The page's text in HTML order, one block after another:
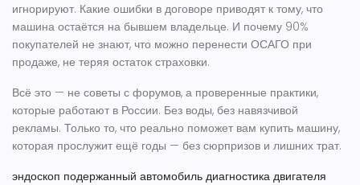
игнорируют. Какие ошибки в договоре приводят к тому, что
машина остаётся на бывшем владельце. И почему 90%
покупателей не знают, что можно перенести ОСАГО при
продаже, не теряя остаток страховки.
Всё это — не советы с форумов, а проверенные практики,
которые работают в России. Без воды, без навязчивой
рекламы. Только то, что реально поможет вам купить машину,
которая прослужит ещё годы — без сюрпризов и лишних трат.
эндоскоп подержанный автомобиль диагностика двигателя